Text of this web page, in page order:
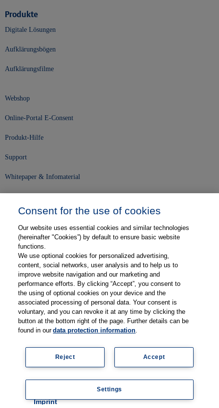
Produkte
Digitale Lösungen
Aufklärungsbögen
Aufklärungsfilme
Webshop
Online-Portal E-Consent
Produkt-Hilfe
Support
Whitepaper & Infomaterial
Karriere
Kontakt
Web-Semniare
Anwenderberichte
Partner
Legal information Data protection Contact Terms and Conditions
Consent for the use of cookies
Our website uses essential cookies and similar technologies
(hereinafter "Cookies”) by default to ensure basic website
functions.
We use optional cookies for personalized advertising,
content, social networks, user analysis and to help us to
improve website navigation and our marketing and
performance efforts. By clicking “Accept”, you consent to
the using of optional cookies on your device and the
associated processing of personal data. Your consent is
voluntary, and you can revoke it at any time by clicking the
button at the bottom right of the page. Further details can be
found in ourdata protection information.
Imprint
Accept
Reject
Settings